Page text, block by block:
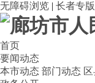
无障碍浏览 | 长者专版
首页
要闻动态
本市动态 部门动态